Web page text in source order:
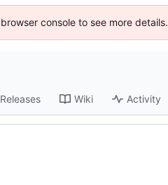
console to see more details.
Releases Wiki Activity